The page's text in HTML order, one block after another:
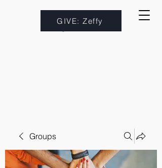
GIVE: Zeffy
Groups